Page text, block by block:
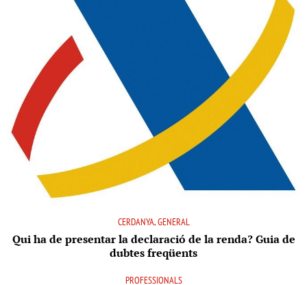
CERDANYA, GENERAL
Qui ha de presentar la declaració de la renda? Guia de
dubtes freqüents
PROFESSIONALS